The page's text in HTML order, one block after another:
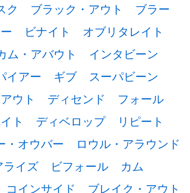
ク ブラック・アウト
ブラー
ビナイト
オブリタレイト
ム・アバウト
インタビーン
イアー
ギブ
スーパビーン
ウト
ディセンド
フォール
ト
ディベロップ
リピート
・オウバー
ロウル・アラウンド
ライズ
ビフォール
カム
コインサイド
ブレイク・アウト